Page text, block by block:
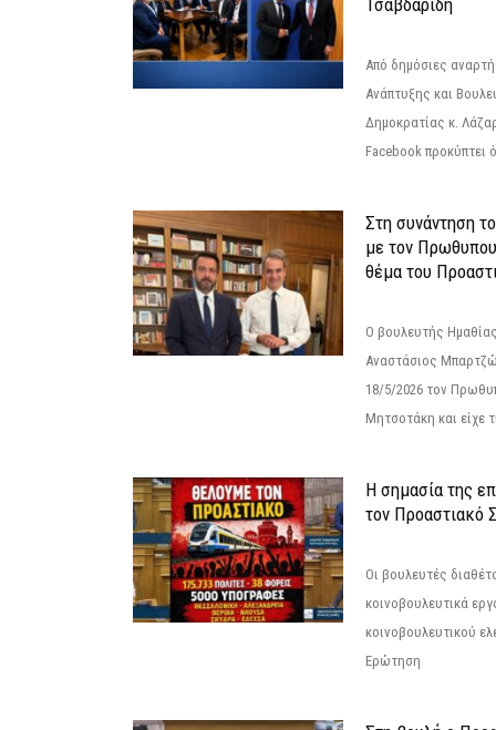
Τσαβδαρίδη
Από δημόσιες
Ανάπτυξης και
Δημοκρατίας κ.
Facebook προκύπτει
Στη συνάντηση
με τον
θέμα του
Ο βουλευτής
Αναστάσιος
18/5/2026 τον
Μητσοτάκη και είχε
Η σημασία της
τον Προαστιακό
Οι βουλευτές
κοινοβουλευτικά
κοινοβουλευτικού
Ερώτηση